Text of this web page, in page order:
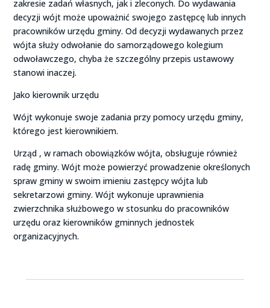
zakresie zadań własnych, jak i zleconych. Do wydawania
decyzji wójt może upoważnić swojego zastępcę lub innych
pracowników urzędu gminy. Od decyzji wydawanych przez
wójta służy odwołanie do samorządowego kolegium
odwoławczego, chyba że szczególny przepis ustawowy
stanowi inaczej.
Jako kierownik urzędu
Wójt wykonuje swoje zadania przy pomocy urzędu gminy,
którego jest kierownikiem.
Urząd , w ramach obowiązków wójta, obsługuje również
radę gminy. Wójt może powierzyć prowadzenie określonych
spraw gminy w swoim imieniu zastępcy wójta lub
sekretarzowi gminy. Wójt wykonuje uprawnienia
zwierzchnika służbowego w stosunku do pracowników
urzędu oraz kierowników gminnych jednostek
organizacyjnych.